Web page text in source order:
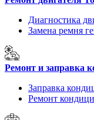
Диагностика
Замена ремня
Ремонт и заправка
Заправка
Ремонт